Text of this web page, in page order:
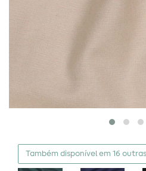
Também disponível em 16